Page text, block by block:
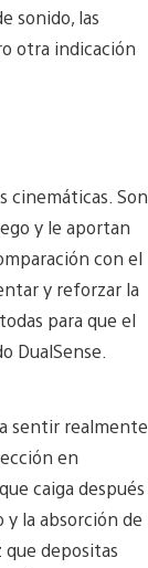
sonido, las
otra indicación
cinemáticas. Son
y le aportan
con el
y reforzar la
para que el
DualSense.
sentir realmente
en
caiga después
la absorción de
depositas